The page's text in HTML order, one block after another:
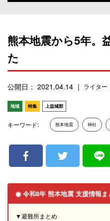
熊本地震から5年。
た
公開日： 2021.04.14 ライター
地域 特集 上益城郡
キーワード: 熊本地震 神社
◉ 令和8年 熊本地震 支援情報ま
▼避難所まとめ